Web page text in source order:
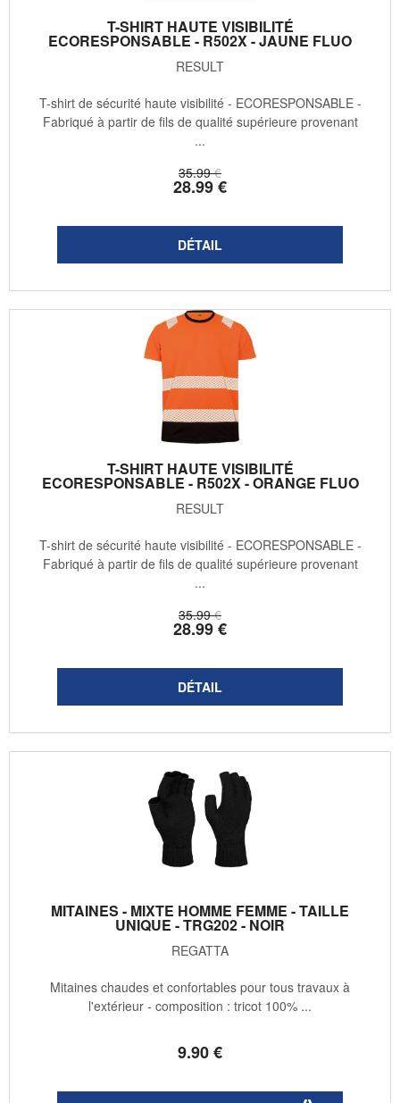
T-SHIRT HAUTE VISIBILITÉ
ECORESPONSABLE - R502X - JAUNE FLUO
RESULT
35.99 €
28.99€
T-shirt de sécurité haute visibilité - ECORESPONSABLE -
Fabriqué à partir de fils de qualité supérieure provenant
...
T-SHIRT HAUTE VISIBILITÉ
ECORESPONSABLE - R502X - ORANGE FLUO
RESULT
35.99 €
28.99€
T-shirt de sécurité haute visibilité - ECORESPONSABLE -
Fabriqué à partir de fils de qualité supérieure provenant
...
MITAINES - MIXTE HOMME FEMME - TAILLE
UNIQUE - TRG202 - NOIR
REGATTA
9.90€
Mitaines chaudes et confortables pour tous travaux à
l'extérieur - composition : tricot 100% ...